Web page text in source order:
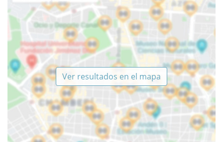
Ver resultados en el mapa